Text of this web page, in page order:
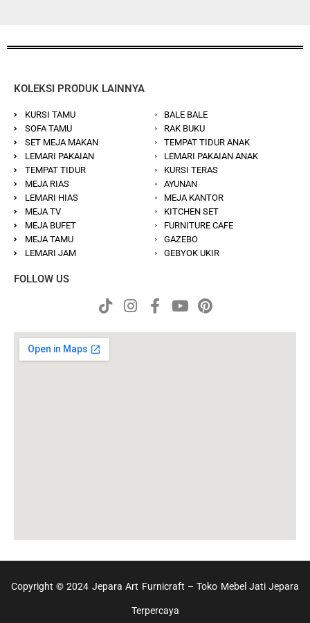
KOLEKSI PRODUK LAINNYA
KURSI TAMU
SOFA TAMU
SET MEJA MAKAN
LEMARI PAKAIAN
TEMPAT TIDUR
MEJA RIAS
LEMARI HIAS
MEJA TV
MEJA BUFET
MEJA TAMU
LEMARI JAM
BALE BALE
RAK BUKU
TEMPAT TIDUR ANAK
LEMARI PAKAIAN ANAK
KURSI TERAS
AYUNAN
MEJA KANTOR
KITCHEN SET
FURNITURE CAFE
GAZEBO
GEBYOK UKIR
FOLLOW US
Copyright © 2024 Jepara Art Furnicraft – Toko Mebel Jati Jepara
Terpercaya